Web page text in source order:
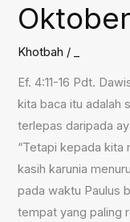
Oktober
Khotbah /
Ef. 4:11-16 Pdt.
kita baca itu adalah
terlepas daripada
“Tetapi kepada kita
kasih karunia
pada waktu Paulus
tempat yang paling